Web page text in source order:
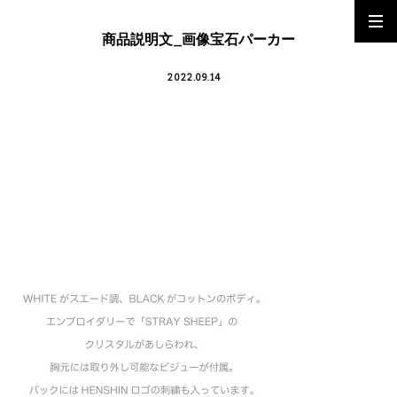
商品説明文_画像宝石パーカー
2022.09.14